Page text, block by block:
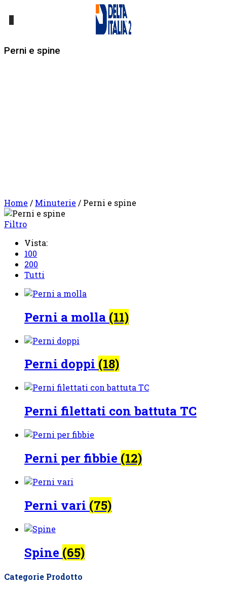
Perni e spine
Home / Minuterie / Perni e spine
Filtro
Vista:
100
200
Tutti
Perni a molla (11)
Perni doppi (18)
Perni filettati con battuta TC
Perni per fibbie (12)
Perni vari (75)
Spine (65)
Categorie Prodotto